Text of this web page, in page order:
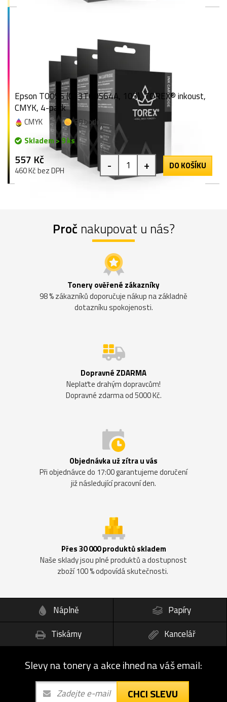
Epson T00S6 (C13T00S64A, 103), TOREX® inkoust,
CMYK, 4-pack
CMYK
39 bodů
Skladem > 9 ks
557 Kč
460 Kč bez DPH - + DO KOŠÍKU
Proč nakupovat u nás?
Tonery ověřené zákazníky
98 % zákazníků doporučuje nákup na základně
dotazníku spokojenosti.
Dopravné ZDARMA
Neplaťte drahým dopravcům!
Dopravné zdarma od 5000 Kč.
Objednávka už zítra u vás
Při objednávce do 17:00 garantujeme doručení
již následující pracovní den.
Přes 30 000 produktů skladem
Naše sklady jsou plné produktů a dostupnost
zboží 100 % odpovídá skutečnosti.
Náplně
Papíry
Tiskárny
Kancelář
Slevy na tonery a akce ihned na váš email:
CHCI SLEVU